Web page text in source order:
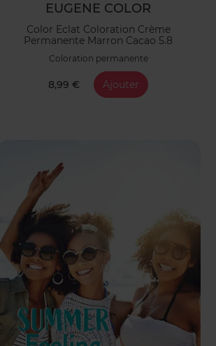
EUGENE COLOR
Color Eclat Coloration Crème
Permanente Marron Cacao 5.8
Coloration permanente
8,99 € Ajouter